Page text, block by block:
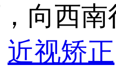
向西南
近视矫正